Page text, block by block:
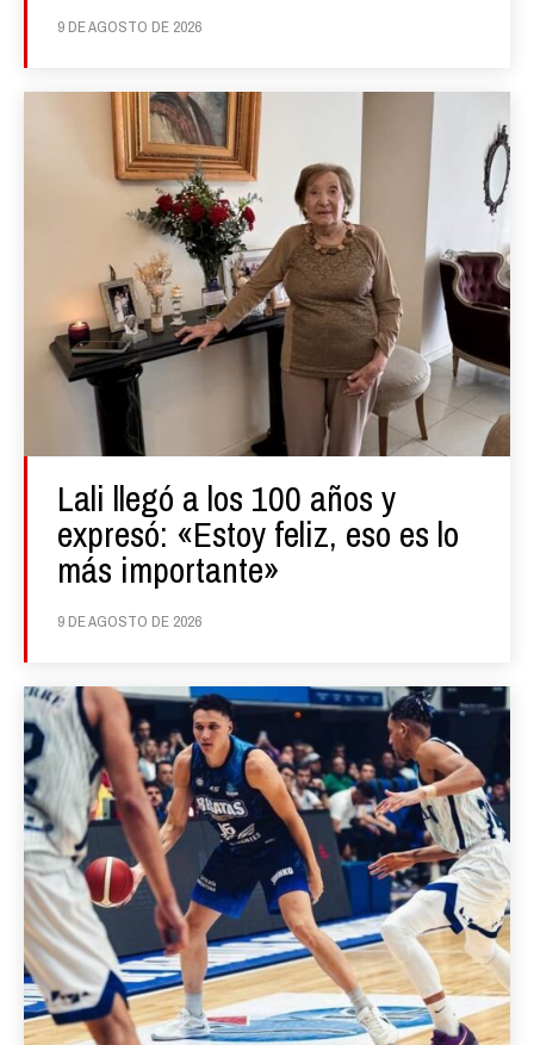
9 DE AGOSTO DE 2026
Lali llegó a los 100 años y
expresó: «Estoy feliz, eso es lo
más importante»
9 DE AGOSTO DE 2026